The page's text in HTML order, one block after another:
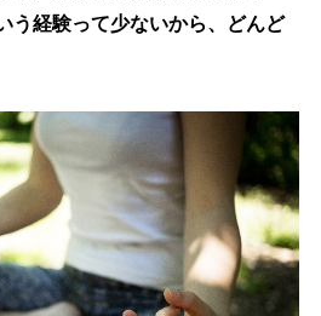
う経験って少ないから、どんど